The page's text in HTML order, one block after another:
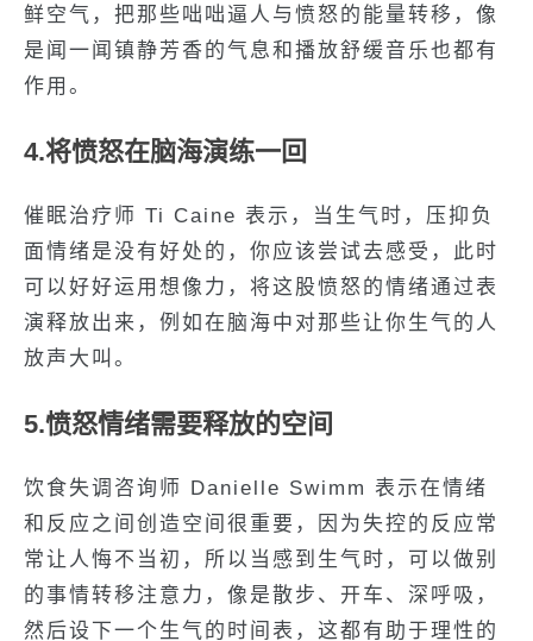
鲜空气，把那些咄咄逼人与愤怒的能量转移，像
是闻一闻镇静芳香的气息和播放舒缓音乐也都有
作用。
4.将愤怒在脑海演练一回
催眠治疗师 Ti Caine 表示，当生气时，压抑负
面情绪是没有好处的，你应该尝试去感受，此时
可以好好运用想像力，将这股愤怒的情绪通过表
演释放出来，例如在脑海中对那些让你生气的人
放声大叫。
5.愤怒情绪需要释放的空间
饮食失调咨询师 Danielle Swimm 表示在情绪
和反应之间创造空间很重要，因为失控的反应常
常让人悔不当初，所以当感到生气时，可以做别
的事情转移注意力，像是散步、开车、深呼吸，
然后设下一个生气的时间表，这都有助于理性的